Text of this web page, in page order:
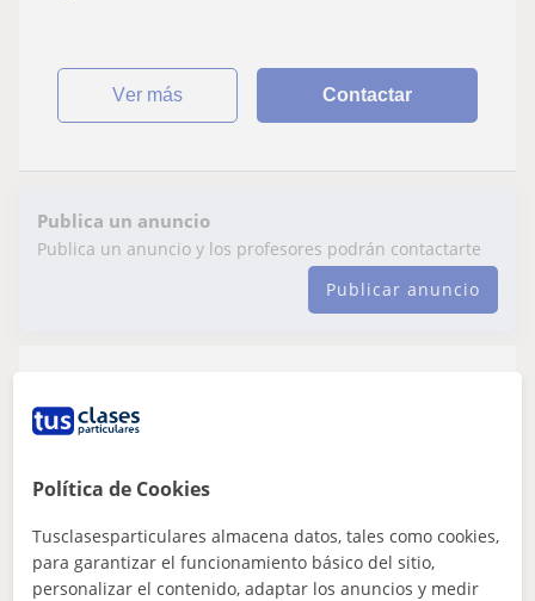
ver más Contactar
Publica un anuncio
Publica un anuncio y los profesores podrán contactarte
Publicar anuncio
Antequera
Inglés
Política de Cookies
Tusclasesparticulares almacena datos, tales como cookies,
para garantizar el funcionamiento básico del sitio,
personalizar el contenido, adaptar los anuncios y medir